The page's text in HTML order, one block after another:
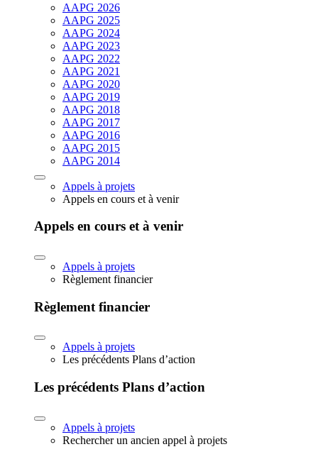
AAPG 2026
AAPG 2025
AAPG 2024
AAPG 2023
AAPG 2022
AAPG 2021
AAPG 2020
AAPG 2019
AAPG 2018
AAPG 2017
AAPG 2016
AAPG 2015
AAPG 2014
Appels à projets
Appels en cours et à venir
Appels en cours et à venir
Appels à projets
Règlement financier
Règlement financier
Appels à projets
Les précédents Plans d’action
Les précédents Plans d’action
Appels à projets
Rechercher un ancien appel à projets